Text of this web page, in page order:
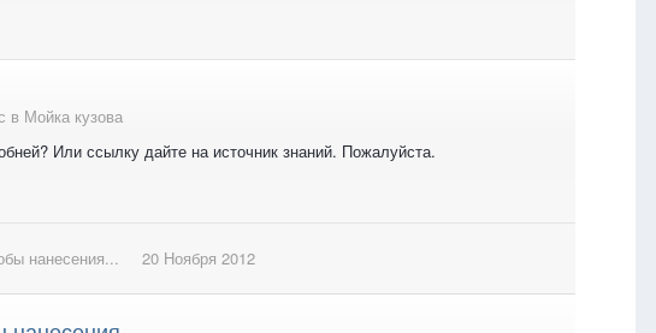
в Мойка кузова
Или ссылку дайте на источник знаний. Пожалуйста.
нанесения... 20 Ноября 2012